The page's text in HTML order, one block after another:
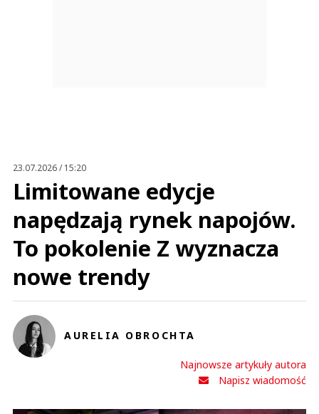
23.07.2026 / 15:20
Limitowane edycje
napędzają rynek napojów.
To pokolenie Z wyznacza
nowe trendy
AURELIA OBROCHTA
Najnowsze artykuły autora
Napisz wiadomość